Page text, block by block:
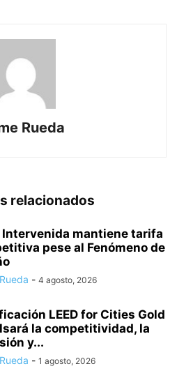
Rueda
relacionados
mantiene tarifa
pese al Fenómeno de
- 4 agosto, 2026
LEED for Cities Gold
la competitividad, la
y...
- 1 agosto, 2026